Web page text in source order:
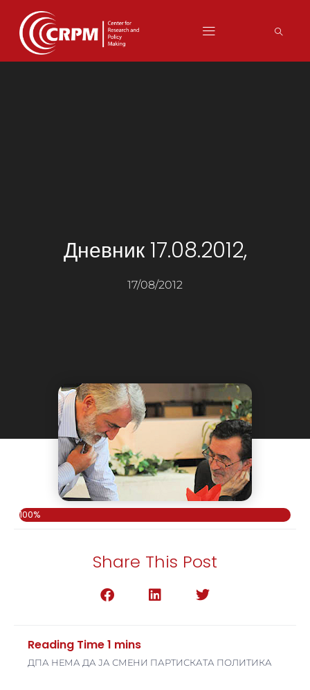
Дневник 17.08.2012,
17/08/2012
100%
Share This Post
ДПА НЕМА ДА ЈА СМЕНИ ПАРТИСКАТА ПОЛИТИКА